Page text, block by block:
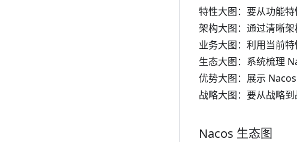
特性大图：要从功能
架构大图：通过清晰
业务大图：利用当前
生态大图：系统梳理
优势大图：展示
战略大图：要从战略
Nacos 生态图